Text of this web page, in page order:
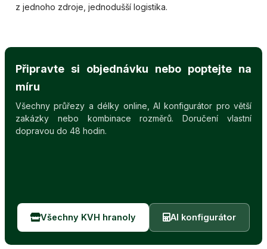
z jednoho zdroje, jednodušší logistika.
Připravte si objednávku nebo poptejte na
míru
Všechny průřezy a délky online, AI konfigurátor pro větší
zakázky nebo kombinace rozměrů. Doručení vlastní
dopravou do 48 hodin.
Všechny KVH hranoly AI konfigurátor